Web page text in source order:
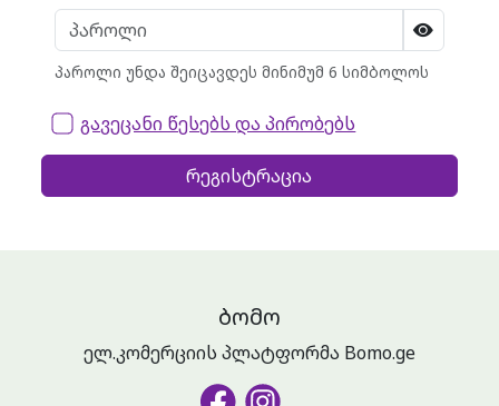
პაროლი უნდა შეიცავდეს მინიმუმ 6 სიმბოლოს
გავეცანი წესებს და პირობებს
რეგისტრაცია
ᲑᲝᲛᲝ
ელ.კომერციის პლატფორმა Bomo.ge